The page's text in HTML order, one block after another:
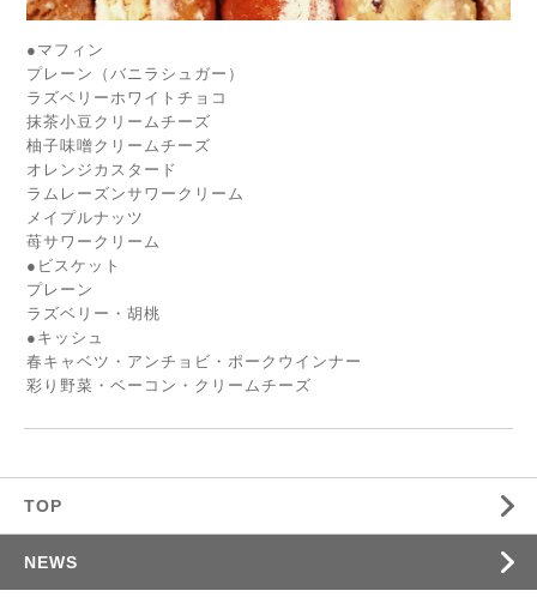
●マフィン
プレーン（バニラシュガー）
ラズベリーホワイトチョコ
抹茶小豆クリームチーズ
柚子味噌クリームチーズ
オレンジカスタード
ラムレーズンサワークリーム
メイプルナッツ
苺サワークリーム
●ビスケット
プレーン
ラズベリー・胡桃
●キッシュ
春キャベツ・アンチョビ・ポークウインナー
彩り野菜・ベーコン・クリームチーズ
TOP
NEWS